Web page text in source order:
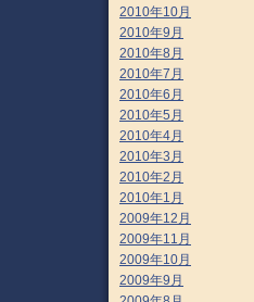
2010年10月
2010年9月
2010年8月
2010年7月
2010年6月
2010年5月
2010年4月
2010年3月
2010年2月
2010年1月
2009年12月
2009年11月
2009年10月
2009年9月